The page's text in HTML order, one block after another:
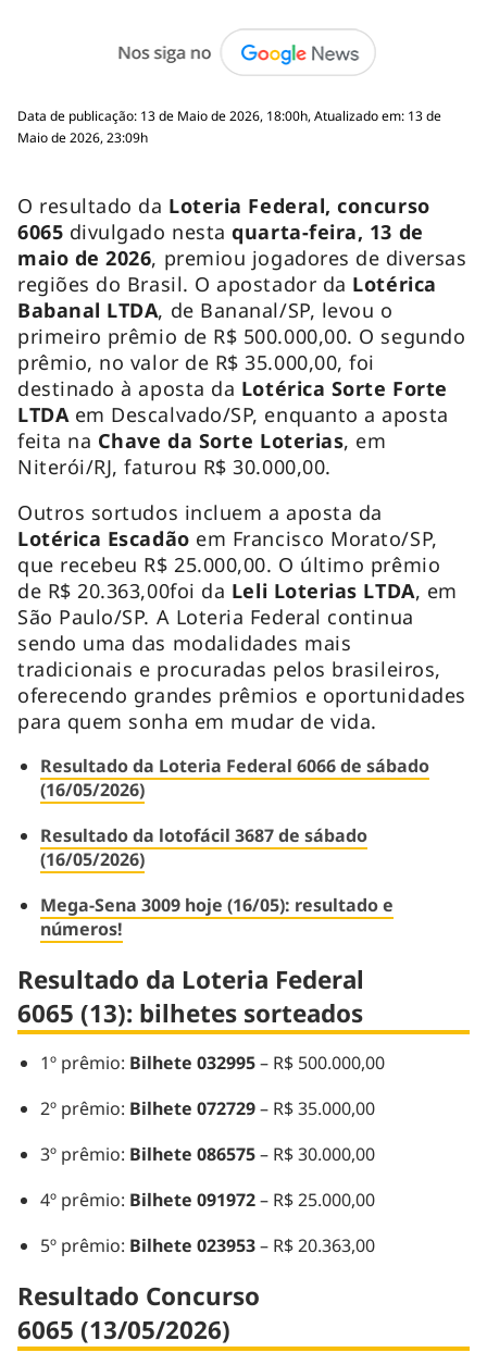
Data de publicação: 13 de Maio de 2026, 18:00h, Atualizado em: 13 de
Maio de 2026, 23:09h
O resultado da Loteria Federal, concurso
6065 divulgado nestaquarta-feira, 13 de
maio de 2026, premiou jogadores de diversas
regiões do Brasil. O apostador da Lotérica
Babanal LTDA, de Bananal/SP, levou o
primeiro prêmio de R$ 500.000,00. O segundo
prêmio, no valor de R$ 35.000,00, foi
destinado à aposta da Lotérica Sorte Forte
LTDA em Descalvado/SP, enquanto a aposta
feita na Chave da Sorte Loterias, em
Niterói/RJ, faturou R$ 30.000,00.
Outros sortudos incluem a aposta da
Lotérica Escadão em Francisco Morato/SP,
que recebeu R$ 25.000,00. O último prêmio
de R$ 20.363,00foi da Leli Loterias LTDA, em
São Paulo/SP. A Loteria Federal continua
sendo uma das modalidades mais
tradicionais e procuradas pelos brasileiros,
oferecendo grandes prêmios e oportunidades
para quem sonha em mudar de vida.
Resultado da Loteria Federal 6066 de sábado
(16/05/2026)
Resultado da lotofácil 3687 de sábado
(16/05/2026)
Mega-Sena 3009 hoje (16/05): resultado e
números!
Resultado da Loteria Federal
6065 (13): bilhetes sorteados
1º prêmio: Bilhete 032995– R$ 500.000,00
2º prêmio: Bilhete 072729– R$ 35.000,00
3º prêmio: Bilhete 086575– R$ 30.000,00
4º prêmio: Bilhete 091972– R$ 25.000,00
5º prêmio: Bilhete 023953– R$ 20.363,00
Resultado Concurso
6065 (13/05/2026)